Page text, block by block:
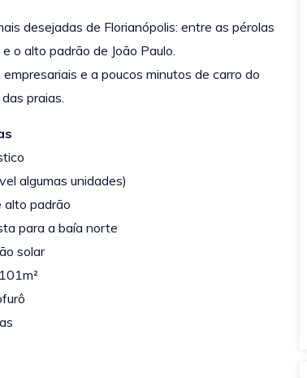
desejadas de Florianópolis: entre as pérolas
o alto padrão de João Paulo.
e a poucos minutos de carro do
praias.
algumas unidades)
alto padrão
para a baía norte
solar